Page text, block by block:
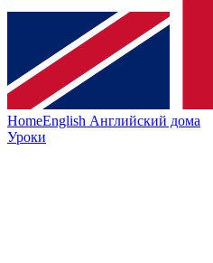
HomeEnglish Английский дома
Уроки